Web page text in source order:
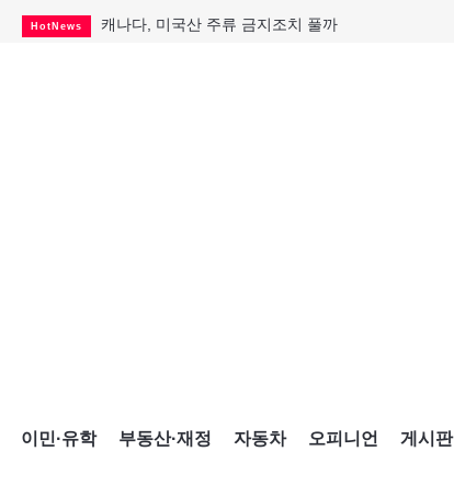
HotNews 캐나다, 미국산 주류 금지조치 풀까
이민·유학 부동산·재정 자동차 오피니언 게시판